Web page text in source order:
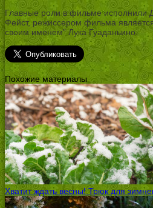
Главные роли в фильме исполнили
Фейст, режиссером фильма
своим именем” Лука Гуаданьино.
Похожие материалы
Хватит ждать весны! Трюк для